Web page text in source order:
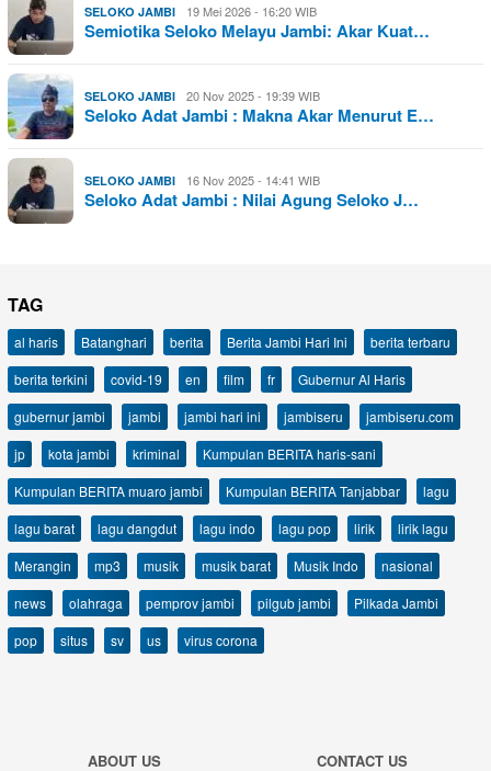
SELOKO JAMBI 19 Mei 2026 - 16:20 WIB
Semiotika Seloko Melayu Jambi: Akar Kuat…
SELOKO JAMBI 20 Nov 2025 - 19:39 WIB
Seloko Adat Jambi : Makna Akar Menurut E…
SELOKO JAMBI 16 Nov 2025 - 14:41 WIB
Seloko Adat Jambi : Nilai Agung Seloko J…
TAG
al haris Batanghari berita Berita Jambi Hari Ini
berita terbaru
berita terkini
covid-19 en film fr
Gubernur Al Haris
gubernur jambi
jambi jambi hari ini jambiseru
jambiseru.com
jp
kota jambi kriminal
Kumpulan BERITA haris-sani
Kumpulan BERITA muaro jambi
Kumpulan BERITA Tanjabbar
lagu
lagu barat
lagu dangdut lagu indo lagu pop lirik
lirik lagu
Merangin
mp3 musik musik barat Musik Indo
nasional
news
olahraga pemprov jambi pilgub jambi
Pilkada Jambi
pop
situs sv us virus corona
ABOUT US CONTACT US